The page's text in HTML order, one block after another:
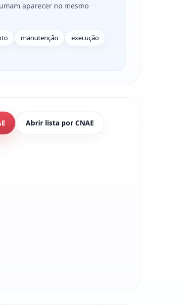
aparecer no mesmo
manutenção
execução
Abrir lista por CNAE